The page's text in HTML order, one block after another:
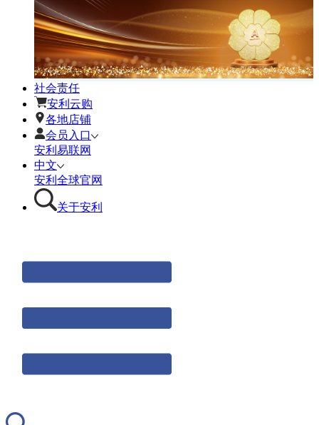
社会责任
安利云购
各地店铺
会员入口
安利易联网
中文
安利全球官网
关于安利